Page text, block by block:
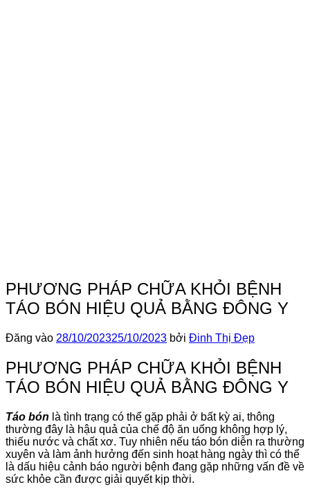
PHƯƠNG PHÁP CHỮA KHỎI BỆNH
TÁO BÓN HIỆU QUẢ BẰNG ĐÔNG Y
Đăng vào 28/10/202325/10/2023 bởi Đinh Thị Đẹp
PHƯƠNG PHÁP CHỮA KHỎI BỆNH
TÁO BÓN HIỆU QUẢ BẰNG ĐÔNG Y
Táo bón là tình trạng có thể gặp phải ở bất kỳ ai, thông
thường đây là hậu quả của chế độ ăn uống không hợp lý,
thiếu nước và chất xơ. Tuy nhiên nếu táo bón diễn ra thường
xuyên và làm ảnh hưởng đến sinh hoạt hàng ngày thì có thể
là dấu hiệu cảnh báo người bệnh đang gặp những vấn đề về
sức khỏe cần được giải quyết kịp thời.